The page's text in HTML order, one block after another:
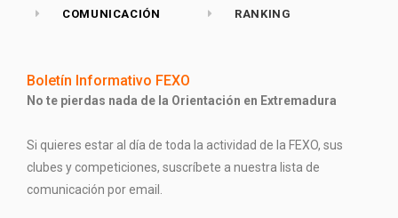
COMUNICACIÓN
RANKING
Boletín Informativo FEXO
No te pierdas nada de la Orientación en Extremadura
Si quieres estar al día de toda la actividad de la FEXO, sus
clubes y competiciones, suscríbete a nuestra lista de
comunicación por email.